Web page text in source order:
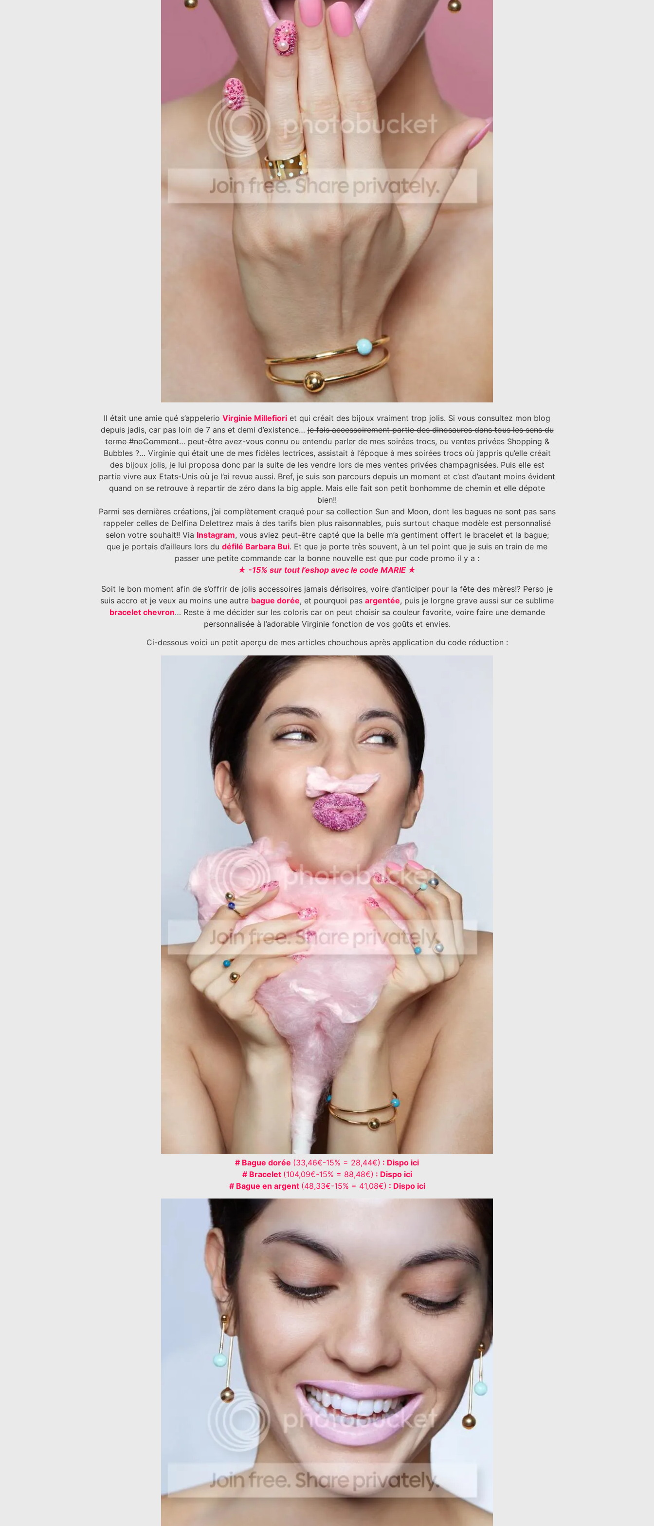
Il était une amie qué s’appelerio Virginie Millefiori et qui créait des bijoux vraiment trop jolis. Si vous consultez mon blog
depuis jadis, car pas loin de 7 ans et demi d’existence…je fais accessoirement partie des dinosaures dans tous les sens du
terme #noComment… peut-être avez-vous connu ou entendu parler de mes soirées trocs, ou ventes privées Shopping &
Bubbles ?… Virginie qui était une de mes fidèles lectrices, assistait à l’époque à mes soirées trocs où j’appris qu’elle créait
des bijoux jolis, je lui proposa donc par la suite de les vendre lors de mes ventes privées champagnisées. Puis elle est
partie vivre aux Etats-Unis où je l’ai revue aussi. Bref, je suis son parcours depuis un moment et c’est d’autant moins évident
quand on se retrouve à repartir de zéro dans la big apple. Mais elle fait son petit bonhomme de chemin et elle dépote
bien!!
Parmi ses dernières créations, j’ai complètement craqué pour sa collection Sun and Moon, dont les bagues ne sont pas sans
rappeler celles de Delfina Delettrez mais à des tarifs bien plus raisonnables, puis surtout chaque modèle est personnalisé
selon votre souhait!! Via Instagram, vous aviez peut-être capté que la belle m’a gentiment offert le bracelet et la bague;
que je portais d’ailleurs lors du défilé Barbara Bui. Et que je porte très souvent, à un tel point que je suis en train de me
passer une petite commande car la bonne nouvelle est que pur code promo il y a :
★ -15% sur tout l’eshop avec le code MARIE ★
Soit le bon moment afin de s’offrir de jolis accessoires jamais dérisoires, voire d’anticiper pour la fête des mères!? Perso je
suis accro et je veux au moins une autre bague dorée, et pourquoi pas argentée, puis je lorgne grave aussi sur ce sublime
bracelet chevron… Reste à me décider sur les coloris car on peut choisir sa couleur favorite, voire faire une demande
personnalisée à l’adorable Virginie fonction de vos goûts et envies.
Ci-dessous voici un petit aperçu de mes articles chouchous après application du code réduction :
# Bague dorée (33,46€-15% = 28,44€) : Dispo ici
# Bracelet (104,09€-15% = 88,48€) : Dispo ici
# Bague en argent (48,33€-15% = 41,08€) : Dispo ici